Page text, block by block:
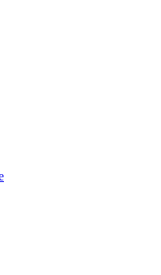
inspiratie...